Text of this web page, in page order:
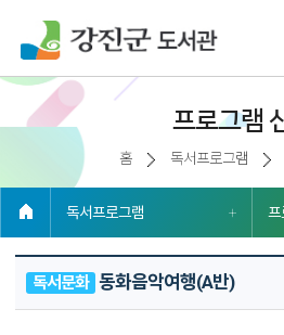
프로그램
홈 독서프로그램
독서프로그램 프
독서문화 동화음악여행(A반)